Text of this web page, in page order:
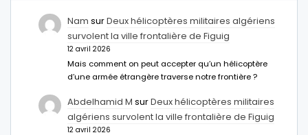
Nam surDeux hélicoptères militaires algériens
survolent la ville frontalière de Figuig
12 avril 2026
Mais comment on peut accepter qu’un hélicoptère
d’une armée étrangère traverse notre frontière ?
Abdelhamid M surDeux hélicoptères militaires
algériens survolent la ville frontalière de Figuig
12 avril 2026